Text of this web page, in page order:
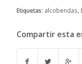
Etiquetas: alcobendas,
Compartir esta